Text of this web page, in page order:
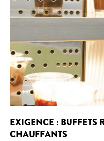
EXIGENCE : BUFFETS
CHAUFFANTS